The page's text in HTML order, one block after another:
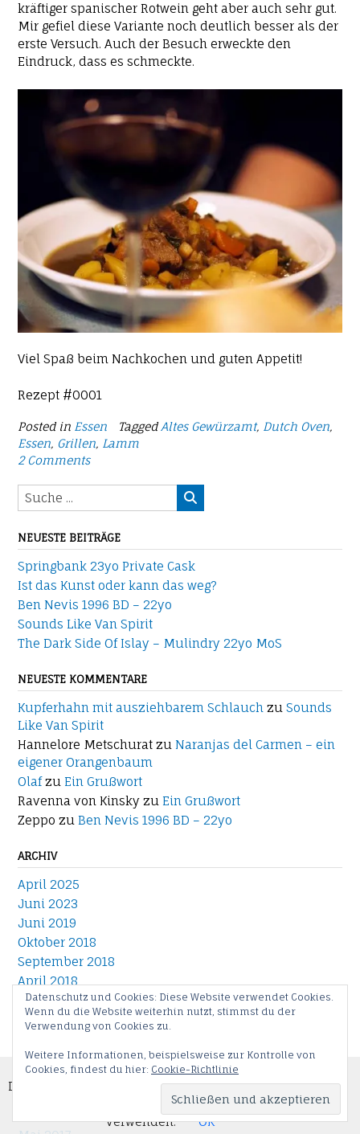
kräftiger spanischer Rotwein geht aber auch sehr gut.
Mir gefiel diese Variante noch deutlich besser als der
erste Versuch. Auch der Besuch erweckte den
Eindruck, dass es schmeckte.
Viel Spaß beim Nachkochen und guten Appetit!
Rezept #0001
Posted in Essen TaggedAltes Gewürzamt, Dutch Oven,
Essen, Grillen, Lamm
2 Comments
NEUESTE BEITRÄGE
Springbank 23yo Private Cask
Ist das Kunst oder kann das weg?
Ben Nevis 1996 BD – 22yo
Sounds Like Van Spirit
The Dark Side Of Islay – Mulindry 22yo MoS
NEUESTE KOMMENTARE
Kupferhahn mit ausziehbarem Schlauch zu Sounds
Like Van Spirit
Hannelore Metschurat zu Naranjas del Carmen – ein
eigener Orangenbaum
Olafzu Ein Grußwort
Ravenna von Kinsky zu Ein Grußwort
Zeppo zu Ben Nevis 1996 BD – 22yo
ARCHIV
April 2025
Juni 2023
Juni 2019
Oktober 2018
September 2018
April 2018
Januar 2018
Dezember 2017
September 2017
August 2017
Datenschutz und Cookies: Diese Website verwendet Cookies.
Wenn du die Website weiterhin nutzt, stimmst du der
Verwendung von Cookies zu.
Weitere Informationen, beispielsweise zur Kontrolle von
Cookies, findest du hier: Cookie-Richtlinie
Cookies erleichtern die Bereitstellung unserer
Dienste. Mit der Nutzung unserer Dienste erklären
Sie sich damit einverstanden, dass wir Cookies
verwenden.
OK